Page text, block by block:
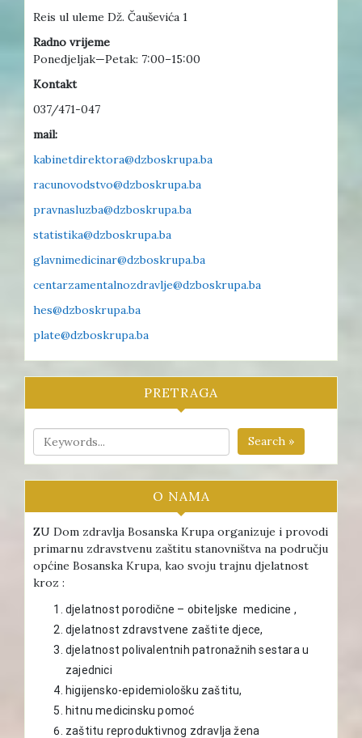
Reis ul uleme Dž. Čauševića 1
Radno vrijeme
Ponedjeljak—Petak: 7:00–15:00
Kontakt
037/471-047
mail:
kabinetdirektora@dzboskrupa.ba
racunovodstvo@dzboskrupa.ba
pravnasluzba@dzboskrupa.ba
statistika@dzboskrupa.ba
glavnimedicinar@dzboskrupa.ba
centarzamentalnozdravlje@dzboskrupa.ba
hes@dzboskrupa.ba
plate@dzboskrupa.ba
PRETRAGA
Search »
O NAMA
ZU Dom zdravlja Bosanska Krupa organizuje i provodi
primarnu zdravstvenu zaštitu stanovništva na području
općine Bosanska Krupa, kao svoju trajnu djelatnost
kroz :
djelatnost porodične – obiteljske medicine ,
djelatnost zdravstvene zaštite djece,
djelatnost polivalentnih patronažnih sestara u
zajednici
higijensko-epidemiološku zaštitu,
hitnu medicinsku pomoć
zaštitu reproduktivnog zdravlja žena